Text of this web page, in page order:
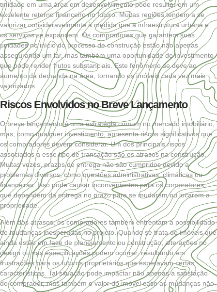
unidade em uma área em desenvolvimento pode resultar em um
excelente retorno financeiro no futuro. Muitas regiões tendem a se
valorizar consideravelmente à medida que a infraestrutura urbana e
os serviços se expandem. Os compradores que garantem suas
unidades no início do processo de construção estão não apenas
assegurando um lar, mas também uma oportunidade de investimento
que pode render frutos substanciais. Este fenômeno se deve ao
aumento da demanda na área, tornando os imóveis cada vez mais
valorizados.
Riscos Envolvidos no Breve Lançamento
O breve lançamento é uma estratégia comum no mercado imobiliário,
mas, como qualquer investimento, apresenta riscos significativos que
os compradores devem considerar. Um dos principais riscos
associados a esse tipo de transação são os atrasos na construção.
Muitas vezes, prazos de entrega não são cumpridos devido a
problemas diversos, como questões administrativas, climáticas ou
financeiras. Isso pode causar inconvenientes para os compratores,
que dependem da entrega no prazo para se mudarem ou locarem a
propriedade.
Além dos atrasos, os compradores também enfrentam a possibilidade
de mudanças inesperadas no projeto. Quando se trata de imóveis que
ainda estão em fase de planejamento ou construção, alterações no
design ou nas especificações podem ocorrer, resultando em
frustrações para os futuros proprietários que esperavam certas
características. Tal situação pode impactar não apenas a satisfação
do comprador, mas também o valor do imóvel caso as mudanças não